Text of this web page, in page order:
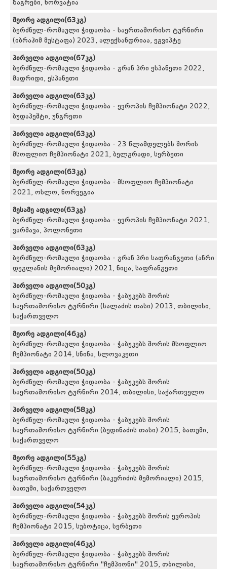
ზაგრები, ხორვატია
მეორე ადგილი(63კგ)
ბერძნულ-რომაული ჭიდაობა - საერთაშორისო ტურნირი
(იბრაჰიმ მუსტაფა) 2023, ალექსანდრიაა, ეგვიპტე
პირველი ადგილი(67კგ)
ბერძნულ-რომაული ჭიდაობა - გრან პრი ესპანეთი 2022,
მადრიდი, ესპანეთი
პირველი ადგილი(63კგ)
ბერძნულ-რომაული ჭიდაობა - ევროპის ჩემპიონატი 2022,
ბუდაპეშტი, უნგრეთი
პირველი ადგილი(63კგ)
ბერძნულ-რომაული ჭიდაობა - 23 წლამდელებს შორის
მსოფლიო ჩემპიონატი 2021, ბელგრადი, სერბეთი
მეორე ადგილი(63კგ)
ბერძნულ-რომაული ჭიდაობა - მსოფლიო ჩემპიონატი
2021, ოსლო, ნორვეგია
მესამე ადგილი(63კგ)
ბერძნულ-რომაული ჭიდაობა - ევროპის ჩემპიონატი 2021,
ვარშავა, პოლონეთი
პირველი ადგილი(63კგ)
ბერძნულ-რომაული ჭიდაობა - გრან პრი საფრანგეთი (ანრი
დეგლანის მემორიალი) 2021, ნიცა, საფრანგეთი
პირველი ადგილი(50კგ)
ბერძნულ-რომაული ჭიდაობა - ჭაბუკებს შორის
საერთაშორისო ტურნირი (სალაძის თასი) 2013, თბილისი,
საქართველო
მეორე ადგილი(46კგ)
ბერძნულ-რომაული ჭიდაობა - ჭაბუკებს შორის მსოფლიო
ჩემპიონატი 2014, სნინა, სლოვაკეთი
პირველი ადგილი(50კგ)
ბერძნულ-რომაული ჭიდაობა - ჭაბუკებს შორის
საერთაშორისო ტურნირი 2014, თბილისი, საქართველო
პირველი ადგილი(58კგ)
ბერძნულ-რომაული ჭიდაობა - ჭაბუკებს შორის
საერთაშორისო ტურნირი (ბედინაძის თასი) 2015, ბათუმი,
საქართველო
მეორე ადგილი(55კგ)
ბერძნულ-რომაული ჭიდაობა - ჭაბუკებს შორის
საერთაშორისო ტურნირი (ბაკურიძის მემორიალი) 2015,
ბათუმი, საქართველო
პირველი ადგილი(54კგ)
ბერძნულ-რომაული ჭიდაობა - ჭაბუკებს შორის ევროპის
ჩემპიონატი 2015, სუბოტიცა, სერბეთი
პირველი ადგილი(46კგ)
ბერძნულ-რომაული ჭიდაობა - ჭაბუკებს შორის
საერთაშორისო ტურნირი "ჩემპიონი" 2015, თბილისი,